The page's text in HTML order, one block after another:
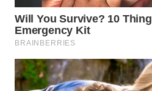
WAHANA
OTOMOTIF
HEALTH